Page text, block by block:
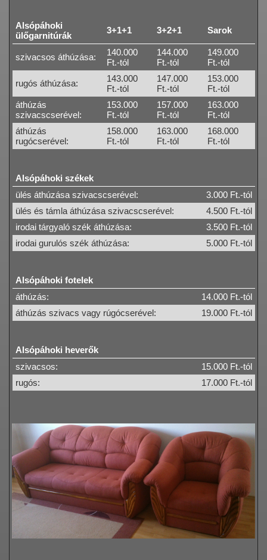
Alsópáhoki
ülőgarnitúrák
3+1+1 3+2+1 Sarok
szivacsos áthúzása:
140.000
Ft.-tól
144.000
Ft.-tól
149.000
Ft.-tól
rugós áthúzása:
143.000
Ft.-tól
147.000
Ft.-tól
153.000
Ft.-tól
áthúzás
szivacscserével:
153.000
Ft.-tól
157.000
Ft.-tól
163.000
Ft.-tól
áthúzás
rugócserével:
158.000
Ft.-tól
163.000
Ft.-tól
168.000
Ft.-tól
Alsópáhoki székek
ülés áthúzása szivacscserével:
3.000 Ft.-tól
ülés és támla áthúzása szivacscserével:
4.500 Ft.-tól
irodai tárgyaló szék áthúzása:
3.500 Ft.-tól
irodai gurulós szék áthúzása:
5.000 Ft.-tól
Alsópáhoki fotelek
áthúzás:
14.000 Ft.-tól
áthúzás szivacs vagy rúgócserével:
19.000 Ft.-tól
Alsópáhoki heverők
szivacsos:
15.000 Ft.-tól
rugós:
17.000 Ft.-tól